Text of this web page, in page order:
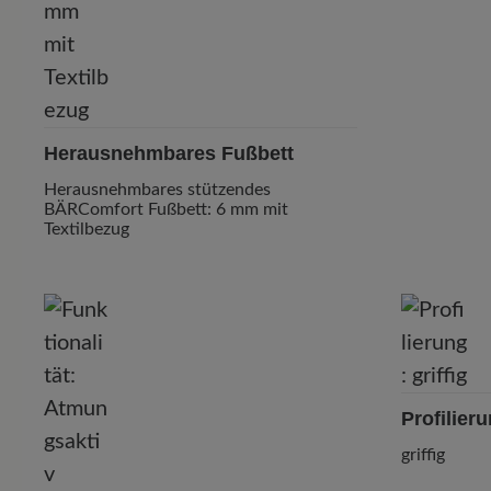
Herausnehmbares Fußbett
Herausnehmbares stützendes
BÄRComfort Fußbett: 6 mm mit
Textilbezug
griffig